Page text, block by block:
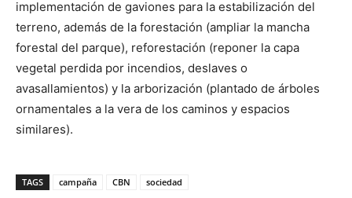
implementación de gaviones para la estabilización del
terreno, además de la forestación (ampliar la mancha
forestal del parque), reforestación (reponer la capa
vegetal perdida por incendios, deslaves o
avasallamientos) y la arborización (plantado de árboles
ornamentales a la vera de los caminos y espacios
similares).
TAGS campaña CBN sociedad